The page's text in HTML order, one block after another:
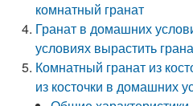
комнатный гранат
Гранат в домашних
условиях вырастить
Комнатный гранат из
из косточки в домашних